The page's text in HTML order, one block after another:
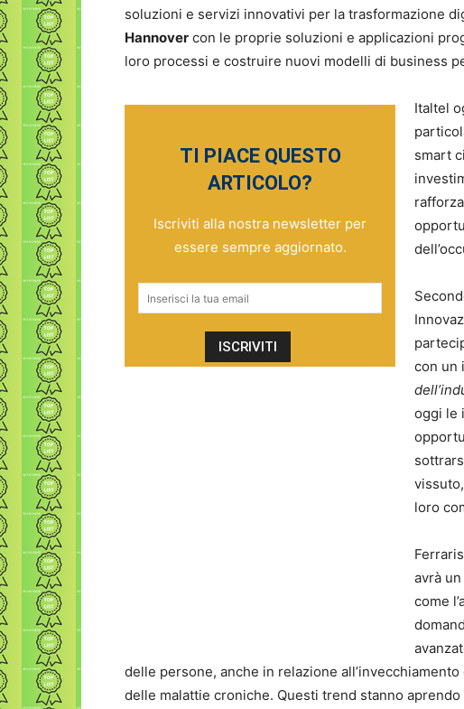
soluzioni e servizi innovativi per la trasformazione
Hannover con le proprie soluzioni e applicazioni
loro processi e costruire nuovi modelli di business
TI PIACE QUESTO
ARTICOLO?
Iscriviti alla nostra newsletter per
essere sempre aggiornato.
Italtel
smart
con un
oggi le
loro
avrà
come
delle persone, anche in relazione
delle malattie croniche. Questi trend stanno